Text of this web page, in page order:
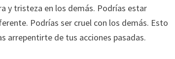
y tristeza en los demás. Podrías estar
Podrías ser cruel con los demás. Esto
arrepentirte de tus acciones pasadas.